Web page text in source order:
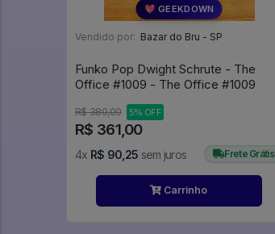
💖 GEEKDOWN
Vendido por: Bazar do Bru - SP
Funko Pop Dwight Schrute - The
Office #1009 - The Office #1009
R$ 380,00 5% OFF
R$ 361,00
4x R$ 90,25 sem juros Frete Grátis
Carrinho